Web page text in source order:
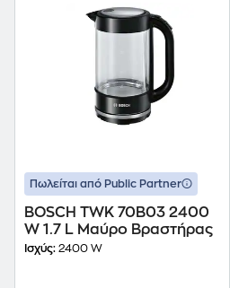
Πωλείται από Public Partner
BOSCH TWK 70B03 2400
W 1.7 L Μαύρο Βραστήρας
Ισχύς: 2400 W